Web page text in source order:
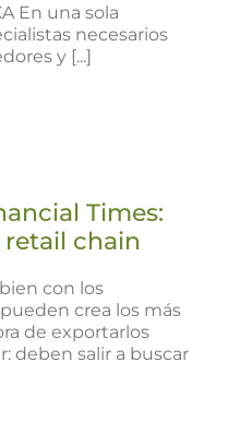
En una sola
necesarios
y [...]
Times:
chain
con los
crea los más
de exportarlos
deben salir a buscar